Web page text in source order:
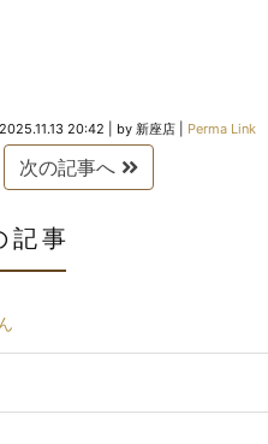
2025.11.13 20:42 by 新座店 Perma Link
次の記事へ
記事